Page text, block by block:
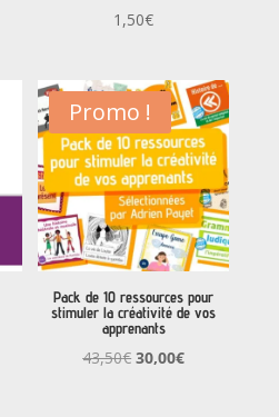
1,50€
Promo !
Pack de 10 ressources pour
stimuler la créativité de vos
apprenants
43,50€ Le
30,00€Le